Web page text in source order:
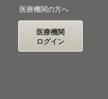
医療機関の方へ
医療機関
ログイン